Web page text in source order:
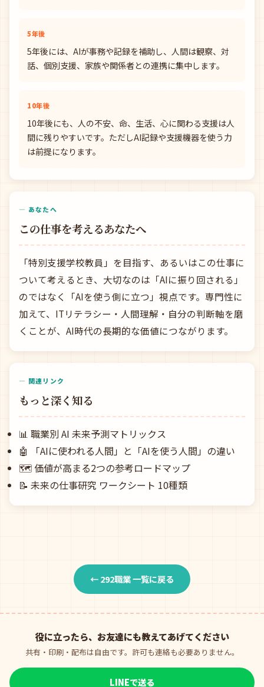
5年後
5年後には、AIが事務や記録を補助し、人間は観察、対
話、個別支援、家族や関係者との連携に集中します。
10年後
10年後にも、人の不安、命、生活、心に関わる支援は人
間に残りやすいです。ただしAI記録や支援機器を使う力
は前提になります。
— あなたへ
この仕事を考えるあなたへ
「特別支援学校教員」を目指す、あるいはこの仕事に
ついて考えるとき、大切なのは「AIに振り回される」
のではなく「AIを使う側に立つ」視点です。専門性に
加えて、ITリテラシー・人間理解・自分の判断軸を磨
くことが、AI時代の長期的な価値につながります。
— 関連リンク
もっと深く知る
📊 職業別 AI 未来予測マトリックス
🤖
「AIに使われる人間」と「AIを使う人間」の違い
🗺️ 価値が高まる2つの参考ロードマップ
📝 未来の仕事研究 ワークシート 10種類
← 292職業 一覧に戻る
役に立ったら、お友達にも教えてあげてください
共有・印刷・配布は自由です。許可も連絡も必要ありません。
LINEで送る